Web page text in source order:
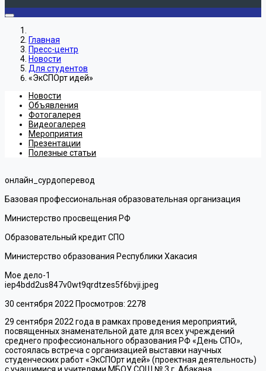
Главная
Пресс-центр
Новости
Для студентов
«ЭкСПОрт идей»
Новости
Объявления
Фотогалерея
Видеогалерея
Мероприятия
Презентации
Полезные статьи
онлайн_сурдоперевод
Базовая профессиональная образовательная организация
Министерство просвещения РФ
Образовательный кредит СПО
Министерство образования Республики Хакасия
Мое дело-1
iep4bdd2us847v0wt9qrdtzes5f6bvji.jpeg
30 сентября 2022 Просмотров: 2278
29 сентября 2022 года в рамках проведения мероприятий,
посвященных знаменательной дате для всех учреждений
среднего профессионального образования РФ «День СПО»,
состоялась встреча с организацией выставки научных
студенческих работ «ЭкСПОрт идей» (проектная деятельность)